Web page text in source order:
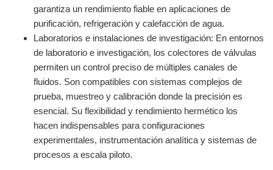
garantiza un rendimiento fiable en aplicaciones de
purificación, refrigeración y calefacción de agua.
Laboratorios e instalaciones de investigación: En entornos
de laboratorio e investigación, los colectores de válvulas
permiten un control preciso de múltiples canales de
fluidos. Son compatibles con sistemas complejos de
prueba, muestreo y calibración donde la precisión es
esencial. Su flexibilidad y rendimiento hermético los
hacen indispensables para configuraciones
experimentales, instrumentación analítica y sistemas de
procesos a escala piloto.